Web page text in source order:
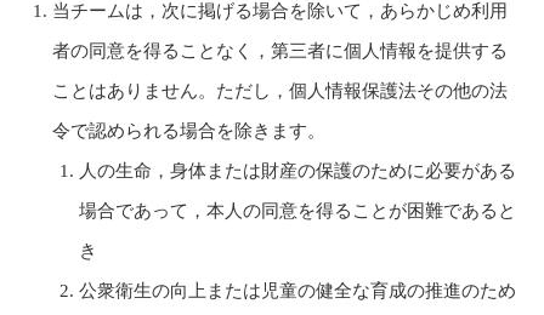
当チームは，次に掲げる場合を除いて，あらかじめ利用
者の同意を得ることなく，第三者に個人情報を提供する
ことはありません。ただし，個人情報保護法その他の法
令で認められる場合を除きます。
人の生命，身体または財産の保護のために必要がある
場合であって，本人の同意を得ることが困難であると
き
公衆衛生の向上または児童の健全な育成の推進のため